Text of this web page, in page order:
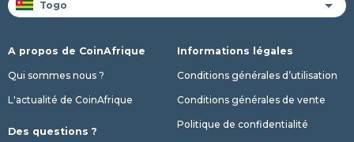
A propos de CoinAfrique
Qui sommes nous ?
L'actualité de CoinAfrique
Des questions ?
Informations légales
Conditions générales d’utilisation
Conditions générales de vente
Politique de confidentialité